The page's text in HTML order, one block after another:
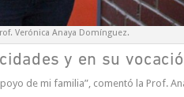
Verónica Anaya Domínguez.
y en su
de mi familia”, comentó la Prof.